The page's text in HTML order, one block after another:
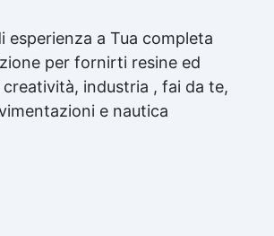
esperienza a Tua completa
per fornirti resine ed
creatività, industria , fai da te,
e nautica